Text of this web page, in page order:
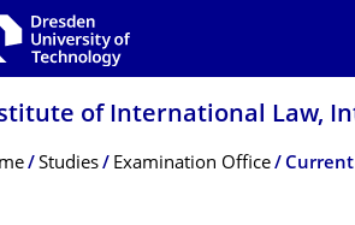
of International Law,
Menu
Studies Examination Office